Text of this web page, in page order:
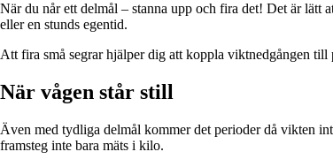
När du når ett delmål – stanna upp och fira det! Det är lätt
eller en stunds egentid.
Att fira små segrar hjälper dig att koppla viktnedgången
När vågen står still
Även med tydliga delmål kommer det perioder då vikten
framsteg inte bara mäts i kilo.